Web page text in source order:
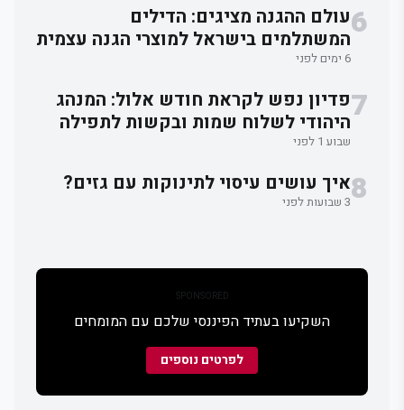
6עולם ההגנה מציגים: הדילים
המשתלמים בישראל למוצרי הגנה עצמית
6 ימים לפני
7פדיון נפש לקראת חודש אלול: המנהג
היהודי לשלוח שמות ובקשות לתפילה
וברכה
שבוע 1 לפני
8איך עושים עיסוי לתינוקות עם גזים?
3 שבועות לפני
SPONSORED
השקיעו בעתיד הפיננסי שלכם עם המומחים
לפרטים נוספים